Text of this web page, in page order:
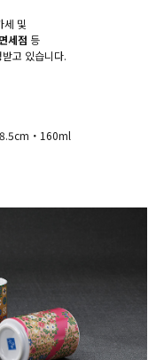
세 및
세점 등
고 있습니다.
・160ml